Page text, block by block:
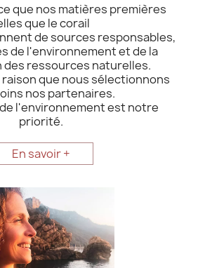
que nos matières premières
que le corail
de sources responsables,
de l'environnement et de la
des ressources naturelles.
que nous sélectionnons
nos partenaires.
l'environnement est notre
priorité.
En savoir +